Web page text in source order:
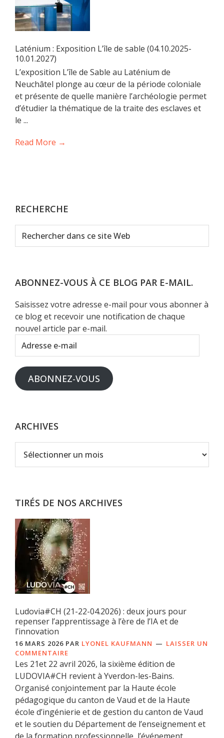
Laténium : Exposition L’île de sable (04.10.2025-
10.01.2027)
L’exposition L’île de Sable au Laténium de
Neuchâtel plonge au cœur de la période coloniale
et présente de quelle manière l’archéologie permet
d’étudier la thématique de la traite des esclaves et
le ...
Read More →
RECHERCHE
Rechercher
dans
Web
ABONNEZ-VOUS À CE BLOG PAR E-MAIL.
Saisissez votre adresse e-mail pour vous abonner à
ce blog et recevoir une notification de chaque
nouvel article par e-mail.
Adresse
e-
mail
ABONNEZ-VOUS
ARCHIVES
TIRÉS DE NOS ARCHIVES
Ludovia#CH (21-22-04.2026) : deux jours pour
repenser l’apprentissage à l’ère de l’IA et de
l’innovation
16 MARS 2026 PAR LYONEL KAUFMANN
LAISSER UN
COMMENTAIRE
Les 21et 22 avril 2026, la sixième édition de
LUDOVIA#CH revient à Yverdon-les-Bains.
Organisé conjointement par la Haute école
pédagogique du canton de Vaud et de la Haute
école d’ingénierie et de gestion du canton de Vaud
et le soutien du Département de l’enseignement et